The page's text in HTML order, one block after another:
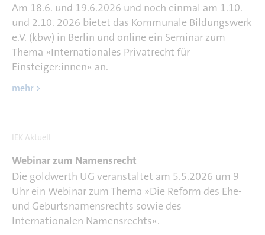
Am 18.6. und 19.6.2026 und noch einmal am 1.10.
und 2.10. 2026 bietet das Kommunale Bildungswerk
e.V. (kbw) in Berlin und online ein Seminar zum
Thema »Internationales Privatrecht für
Einsteiger:innen« an.
mehr >
IEK Aktuell
Webinar zum Namensrecht
Die goldwerth UG veranstaltet am 5.5.2026 um 9
Uhr ein Webinar zum Thema »Die Reform des Ehe-
und Geburtsnamensrechts sowie des
Internationalen Namensrechts«.